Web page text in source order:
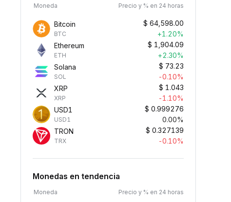
Moneda Precio y % en 24 horas
Bitcoin
BTC
$ 64,598.00
+1.20%
Ethereum
ETH
$ 1,904.09
+2.30%
Solana
SOL
$ 73.23
-0.10%
XRP
XRP
$ 1.043
-1.10%
USD1
USD1
$ 0.999276
0.00%
TRON
TRX
$ 0.327139
-0.10%
Monedas en tendencia
Moneda Precio y % en 24 horas